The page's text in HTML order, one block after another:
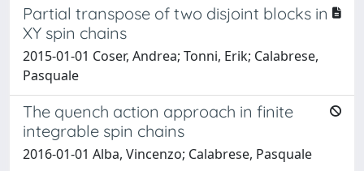
Partial transpose of two disjoint blocks in
XY spin chains
2015-01-01 Coser, Andrea; Tonni, Erik; Calabrese,
Pasquale
The quench action approach in finite
integrable spin chains
2016-01-01 Alba, Vincenzo; Calabrese, Pasquale